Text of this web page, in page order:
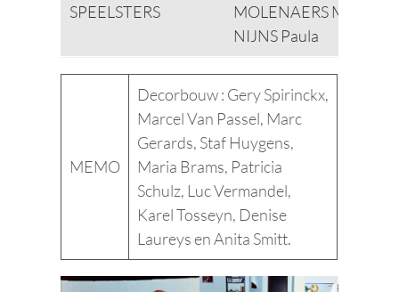
SPEELSTERS
MOLENAERS Mijé
NIJNS Paula
MEMO
Decorbouw : Gery Spirinckx,
Marcel Van Passel, Marc
Gerards, Staf Huygens,
Maria Brams, Patricia
Schulz, Luc Vermandel,
Karel Tosseyn, Denise
Laureys en Anita Smitt.